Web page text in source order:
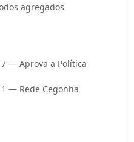
agregados
— Aprova a Política